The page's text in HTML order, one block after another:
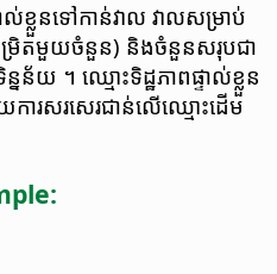
ខ្លួន​ទៅកាន់​វាល វាល​សម្រាប់​
រិត​មួយ​ចំនួន) និង​ចំនួន​សរុប​ជា​​
ន្នន័យ ។ ឈ្មោះ​ទិដ្ឋភាព​ផ្ទាល់ខ្លួន​
ារ​សរសេរ​ជាន់​លើ​ឈ្មោះ​ដើម​